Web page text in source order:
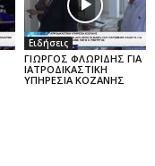
Ειδήσεις
ΓΙΩΡΓΟΣ ΦΛΩΡΙΔΗΣ ΓΙΑ
ΙΑΤΡΟΔΙΚΑΣΤΙΚΗ
ΥΠΗΡΕΣΙΑ ΚΟΖΑΝΗΣ